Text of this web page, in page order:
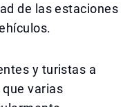
de las estaciones
y turistas a
varias